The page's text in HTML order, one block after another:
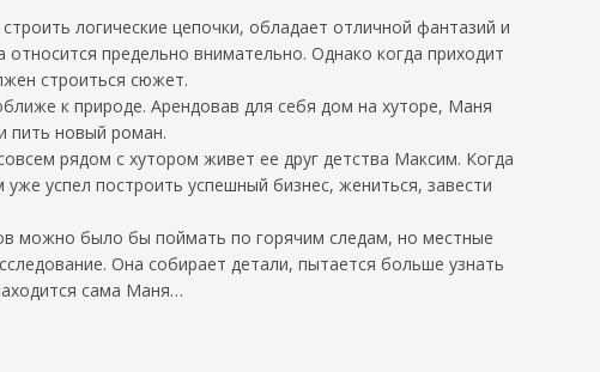
логические цепочки, обладает отличной фантазий и
предельно внимательно. Однако когда приходит
строиться сюжет.
к природе. Арендовав для себя дом на хуторе, Маня
пить новый роман.
рядом с хутором живет ее друг детства Максим. Когда
успел построить успешный бизнес, жениться, завести
можно было бы поймать по горячим следам, но местные
Она собирает детали, пытается больше узнать
сама Маня…